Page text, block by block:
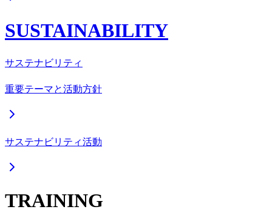
SUSTAINABILITY
サステナビリティ
重要テーマと活動方針
サステナビリティ活動
TRAINING